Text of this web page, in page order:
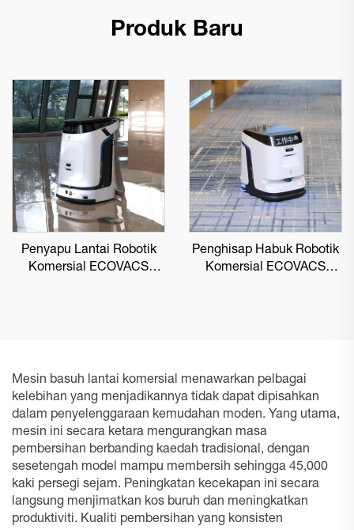
Produk Baru
Penyapu Lantai Robotik
Komersial ECOVACS
Penghisap Habuk Robotik
Komersial ECOVACS
Mesin basuh lantai komersial menawarkan pelbagai
kelebihan yang menjadikannya tidak dapat dipisahkan
dalam penyelenggaraan kemudahan moden. Yang utama,
mesin ini secara ketara mengurangkan masa
pembersihan berbanding kaedah tradisional, dengan
sesetengah model mampu membersih sehingga 45,000
kaki persegi sejam. Peningkatan kecekapan ini secara
langsung menjimatkan kos buruh dan meningkatkan
produktiviti. Kualiti pembersihan yang konsisten